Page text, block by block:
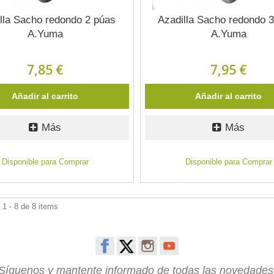
Sacho redondo 2 púas
A.Yuma
7,85 €
Añadir al carrito
Más
Disponible para Comprar
Azadilla Sacho redondo
A.Yuma
7,95 €
Añadir al carrito
Más
Disponible para Comprar
1 - 8 de 8 items
y mantente informado de todas las